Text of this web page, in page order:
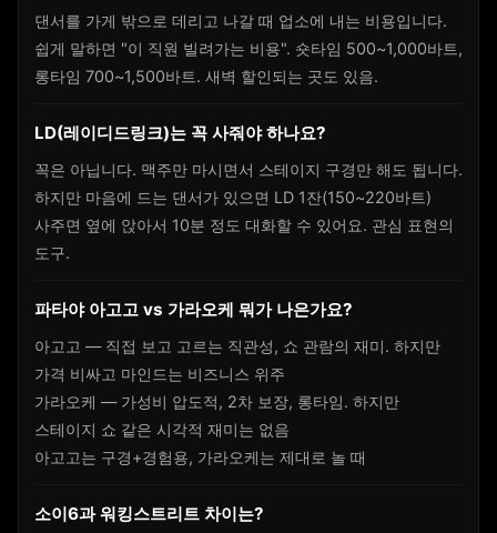
댄서를 가게 밖으로 데리고 나갈 때 업소에 내는 비용입니다.
쉽게 말하면 "이 직원 빌려가는 비용". 숏타임 500~1,000바트,
롱타임 700~1,500바트. 새벽 할인되는 곳도 있음.
LD(레이디드링크)는 꼭 사줘야 하나요?
꼭은 아닙니다. 맥주만 마시면서 스테이지 구경만 해도 됩니다.
하지만 마음에 드는 댄서가 있으면 LD 1잔(150~220바트)
사주면 옆에 앉아서 10분 정도 대화할 수 있어요. 관심 표현의
도구.
파타야 아고고 vs 가라오케 뭐가 나은가요?
아고고 — 직접 보고 고르는 직관성, 쇼 관람의 재미. 하지만
가격 비싸고 마인드는 비즈니스 위주
가라오케 — 가성비 압도적, 2차 보장, 롱타임. 하지만
스테이지 쇼 같은 시각적 재미는 없음
아고고는 구경+경험용, 가라오케는 제대로 놀 때
소이6과 워킹스트리트 차이는?